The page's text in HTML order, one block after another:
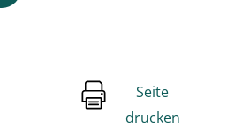
Seite
drucken